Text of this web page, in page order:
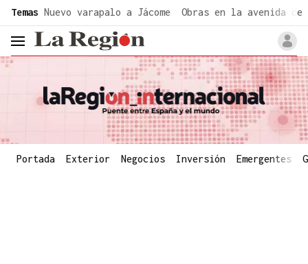
Temas Nuevo varapalo a Jácome Obras en la avenida de
header.menu.open
Portada Exterior Negocios Inversión Emergentes